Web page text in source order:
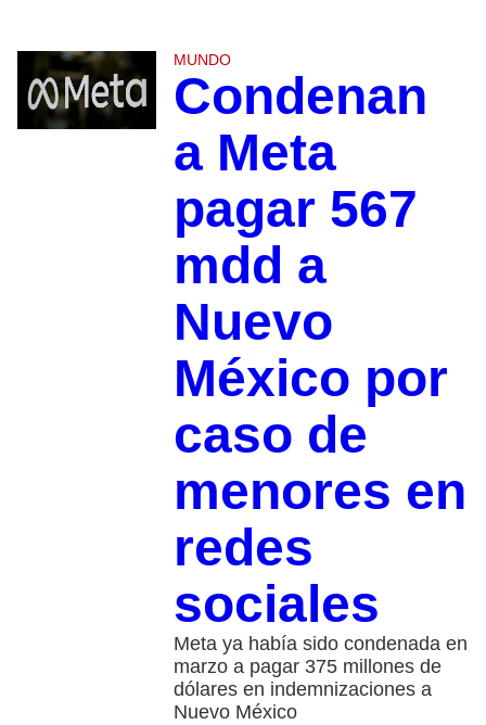
MUNDO
Condenan
a Meta
pagar 567
mdd a
Nuevo
México por
caso de
menores en
redes
sociales
Meta ya había sido condenada en
marzo a pagar 375 millones de
dólares en indemnizaciones a
Nuevo México